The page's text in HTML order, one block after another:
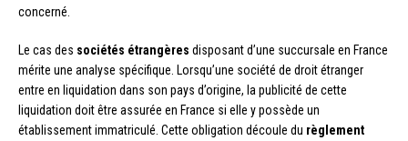
concerné.
Le cas des sociétés étrangères disposant d’une succursale en France
mérite une analyse spécifique. Lorsqu’une société de droit étranger
entre en liquidation dans son pays d’origine, la publicité de cette
liquidation doit être assurée en France si elle y possède un
établissement immatriculé. Cette obligation découle du règlement